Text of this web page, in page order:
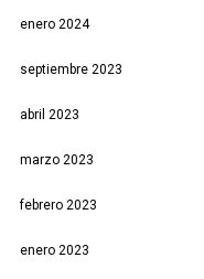
enero 2024
septiembre 2023
abril 2023
marzo 2023
febrero 2023
enero 2023